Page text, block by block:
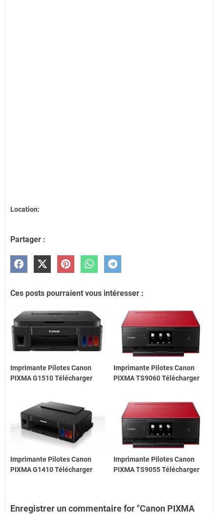
Location:
Partager :
Ces posts pourraient vous intéresser :
Imprimante Pilotes Canon
PIXMA G1510 Télécharger
Imprimante Pilotes Canon
PIXMA TS9060 Télécharger
Imprimante Pilotes Canon
PIXMA G1410 Télécharger
Imprimante Pilotes Canon
PIXMA TS9055 Télécharger
Enregistrer un commentaire for "Canon PIXMA